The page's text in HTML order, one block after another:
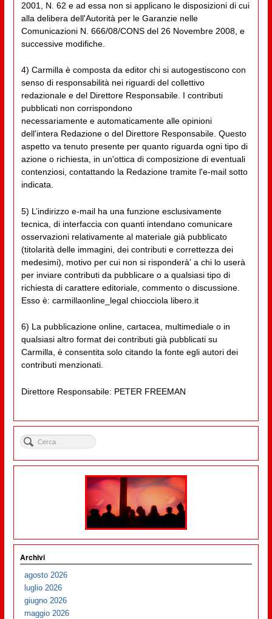
2001, N. 62 e ad essa non si applicano le disposizioni di cui
alla delibera dell'Autorità per le Garanzie nelle
Comunicazioni N. 666/08/CONS del 26 Novembre 2008, e
successive modifiche.
4) Carmilla è composta da editor chi si autogestiscono con
senso di responsabilità nei riguardi del collettivo
redazionale e del Direttore Responsabile. I contributi
pubblicati non corrispondono
necessariamente e automaticamente alle opinioni
dell'intera Redazione o del Direttore Responsabile. Questo
aspetto va tenuto presente per quanto riguarda ogni tipo di
azione o richiesta, in un'ottica di composizione di eventuali
contenziosi, contattando la Redazione tramite l'e-mail sotto
indicata.
5) L’indirizzo e-mail ha una funzione esclusivamente
tecnica, di interfaccia con quanti intendano comunicare
osservazioni relativamente al materiale già pubblicato
(titolarità delle immagini, dei contributi e correttezza dei
medesimi), motivo per cui non si risponderà' a chi lo userà
per inviare contributi da pubblicare o a qualsiasi tipo di
richiesta di carattere editoriale, commento o discussione.
Esso è: carmillaonline_legal chiocciola libero.it
6) La pubblicazione online, cartacea, multimediale o in
qualsiasi altro format dei contributi già pubblicati su
Carmilla, è consentita solo citando la fonte egli autori dei
contributi menzionati.
Direttore Responsabile: PETER FREEMAN
Archivi
agosto 2026
luglio 2026
giugno 2026
maggio 2026